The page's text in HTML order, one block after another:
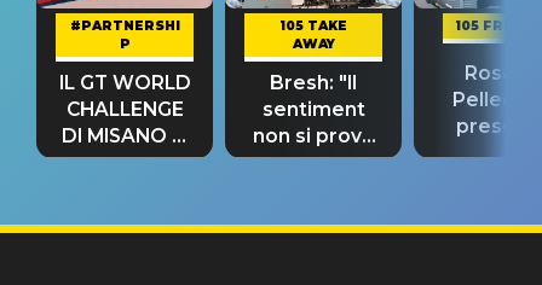
#PARTNERSHI
P
IL GT WORLD
CHALLENGE
DI MISANO si
riconferma
105 TAKE
AWAY
Bresh: "Il
sentiment
non si prova
fino alla notte
105
Rosario
“Così